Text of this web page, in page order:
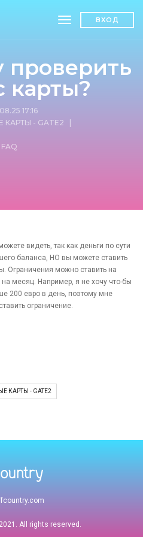
toggleВХОД
проверить
карты?
17:16
КАРТЫ - GATE2
FAQ
видеть, так как деньги по сути
баланса, НО вы можете ставить
Ограничения можно ставить на
месяц. Например, я не хочу что-бы
200 евро в день, поэтому мне
ограничение.
КАРТЫ - GATE2
All rights reserved.